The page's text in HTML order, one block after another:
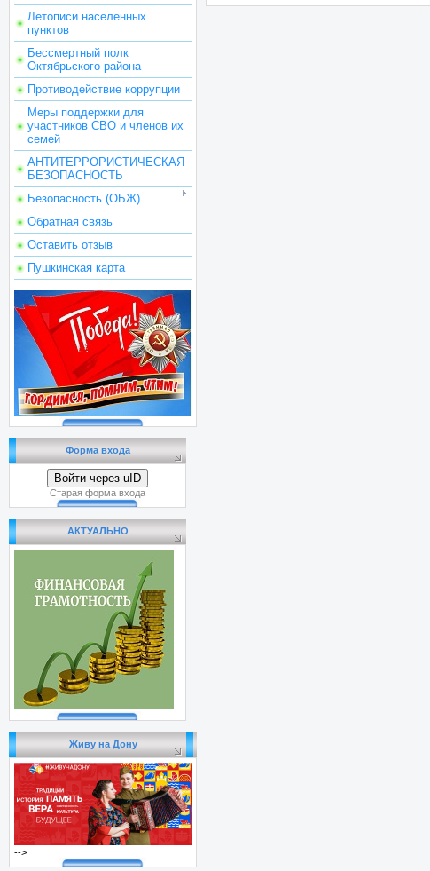
Летописи населенных
пунктов
Бессмертный полк
Октябрьского района
Противодействие коррупции
Меры поддержки для
участников СВО и членов их
семей
АНТИТЕРРОРИСТИЧЕСКАЯ
БЕЗОПАСНОСТЬ
Безопасность (ОБЖ)
Обратная связь
Оставить отзыв
Пушкинская карта
Форма входа
Войти через uID
Старая форма входа
АКТУАЛЬНО
Живу на Дону
-->